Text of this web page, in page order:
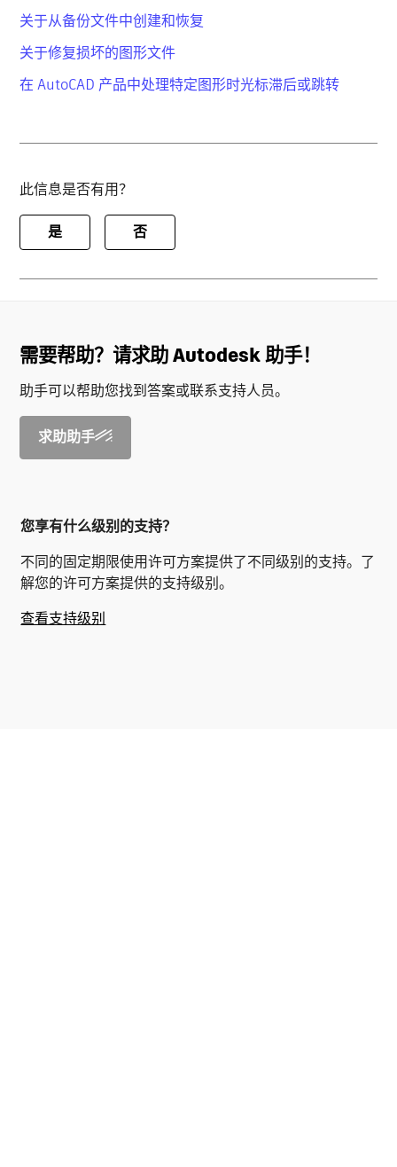
关于从备份文件中创建和恢复
关于修复损坏的图形文件
在 AutoCAD 产品中处理特定图形时光标滞后或跳转
此信息是否有用？
是 否
需要帮助？请求助 Autodesk 助手！
助手可以帮助您找到答案或联系支持人员。
求助助手
您享有什么级别的支持？
不同的固定期限使用许可方案提供了不同级别的支持。了
解您的许可方案提供的支持级别。
查看支持级别